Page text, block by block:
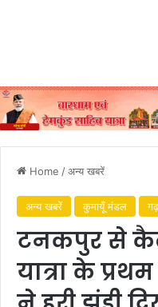
Home /अन्य खबरें
अन्य खबरें कुमायूँ मंडल
टनकपुर से
यात्रा के